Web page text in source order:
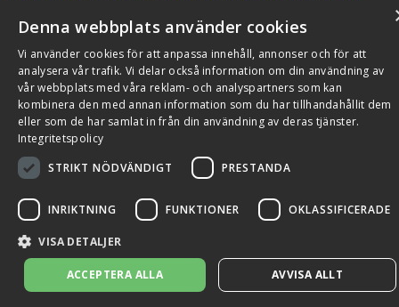
© 2026 Flexit AB. Alla rättigheter förbehållna
Aktuellt Miljö och kvalitetssäkring
Denna webbplats använder cookies
Vi använder cookies för att anpassa innehåll, annonser och för att
analysera vår trafik. Vi delar också information om din användning av
vår webbplats med våra reklam- och analyspartners som kan
kombinera den med annan information som du har tillhandahållit dem
eller som de har samlat in från din användning av deras tjänster.
Integritetspolicy
STRIKT NÖDVÄNDIGT
PRESTANDA
INRIKTNING FUNKTIONER OKLASSIFICERADE
VISA DETALJER
ACCEPTERA ALLA AVVISA ALLT